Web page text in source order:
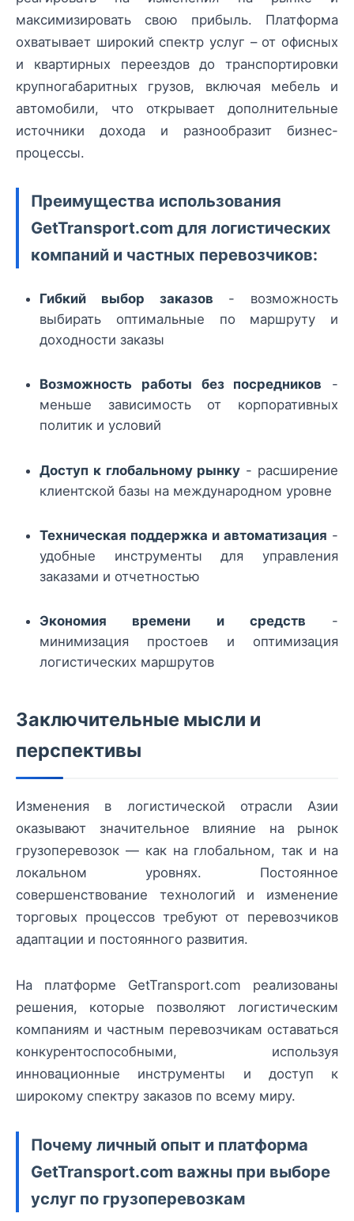
максимизировать свою прибыль. Платформа
охватывает широкий спектр услуг – от офисных
и квартирных переездов до транспортировки
крупногабаритных грузов, включая мебель и
автомобили, что открывает дополнительные
источники дохода и разнообразит бизнес-
процессы.
Преимущества использования
GetTransport.com для логистических
компаний и частных перевозчиков:
Гибкий выбор заказов - возможность
выбирать оптимальные по маршруту и
доходности заказы
Возможность работы без посредников -
меньше зависимость от корпоративных
политик и условий
Доступ к глобальному рынку - расширение
клиентской базы на международном уровне
Техническая поддержка и автоматизация -
удобные инструменты для управления
заказами и отчетностью
Экономия времени и средств -
минимизация простоев и оптимизация
логистических маршрутов
Заключительные мысли и
перспективы
Изменения в логистической отрасли Азии
оказывают значительное влияние на рынок
грузоперевозок — как на глобальном, так и на
локальном уровнях. Постоянное
совершенствование технологий и изменение
торговых процессов требуют от перевозчиков
адаптации и постоянного развития.
На платформе GetTransport.com реализованы
решения, которые позволяют логистическим
компаниям и частным перевозчикам оставаться
конкурентоспособными, используя
инновационные инструменты и доступ к
широкому спектру заказов по всему миру.
Почему личный опыт и платформа
GetTransport.com важны при выборе
услуг по грузоперевозкам